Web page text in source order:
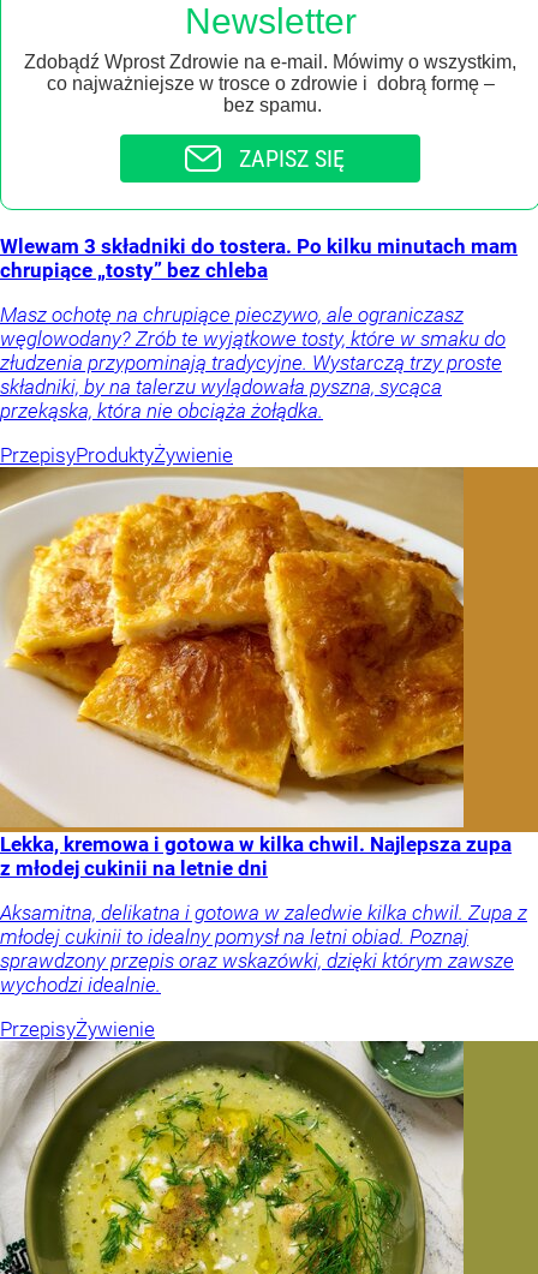
Newsletter
Zdobądź Wprost Zdrowie na e-mail. Mówimy o wszystkim,
co najważniejsze w trosce o zdrowie i dobrą formę –
bez spamu.
ZAPISZ SIĘ
Wlewam 3 składniki do tostera. Po kilku minutach mam
chrupiące „tosty” bez chleba
Masz ochotę na chrupiące pieczywo, ale ograniczasz
węglowodany? Zrób te wyjątkowe tosty, które w smaku do
złudzenia przypominają tradycyjne. Wystarczą trzy proste
składniki, by na talerzu wylądowała pyszna, sycąca
przekąska, która nie obciąża żołądka.
PrzepisyProduktyŻywienie
Lekka, kremowa i gotowa w kilka chwil. Najlepsza zupa
z młodej cukinii na letnie dni
Aksamitna, delikatna i gotowa w zaledwie kilka chwil. Zupa z
młodej cukinii to idealny pomysł na letni obiad. Poznaj
sprawdzony przepis oraz wskazówki, dzięki którym zawsze
wychodzi idealnie.
PrzepisyŻywienie